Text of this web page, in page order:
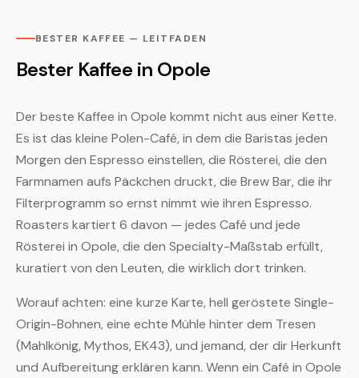
BESTER KAFFEE — LEITFADEN
Bester Kaffee in Opole
Der beste Kaffee in Opole kommt nicht aus einer Kette.
Es ist das kleine Polen-Café, in dem die Baristas jeden
Morgen den Espresso einstellen, die Rösterei, die den
Farmnamen aufs Päckchen druckt, die Brew Bar, die ihr
Filterprogramm so ernst nimmt wie ihren Espresso.
Roasters kartiert 6 davon — jedes Café und jede
Rösterei in Opole, die den Specialty-Maßstab erfüllt,
kuratiert von den Leuten, die wirklich dort trinken.
Worauf achten: eine kurze Karte, hell geröstete Single-
Origin-Bohnen, eine echte Mühle hinter dem Tresen
(Mahlkönig, Mythos, EK43), und jemand, der dir Herkunft
und Aufbereitung erklären kann. Wenn ein Café in Opole